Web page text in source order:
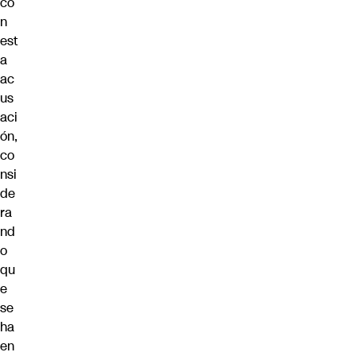
n
est
a
ac
us
aci
ón,
co
nsi
de
ra
nd
o
qu
e
se
ha
en